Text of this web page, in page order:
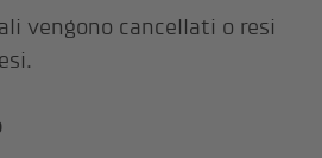
vengono cancellati o resi